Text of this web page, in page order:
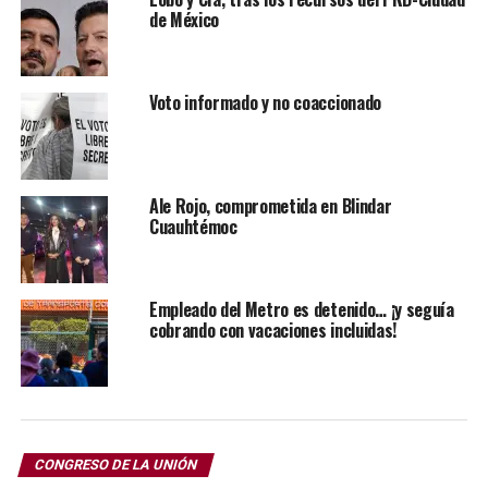
“La ley nos da la obligación, pero no nos da las
herramientas. Nos exige resultados, pero no nos entrega
los recursos, y de esta manera no se puede construir una
ciudad justa”, dice la alcaldesa al entregar las iniciativas.
Ale Rojo de la Vega explicó que la falta de recursos
limita funciones básicas como arreglo de fugas, mejora
del drenaje y mantenimiento vial.
Subraya que esta situación afecta particularmente a la
Cuauhtémoc, donde diariamente circulan entre 3 y 5
millones de personas, además de las 600 mil que viven
en la demarcación.
“Mantenemos las calles más transitadas del país con
de México
Voto informado y no coaccionado
Ale Rojo, comprometida en Blindar
Cuauhtémoc
Empleado del Metro es detenido… ¡y seguía
cobrando con vacaciones incluidas!
CONGRESO DE LA UNIÓN